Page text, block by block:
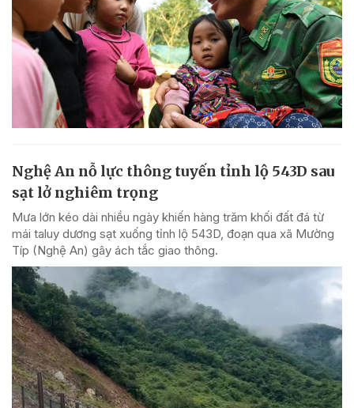
Nghệ An nỗ lực thông tuyến tỉnh lộ 543D sau
sạt lở nghiêm trọng
Mưa lớn kéo dài nhiều ngày khiến hàng trăm khối đất đá từ
mái taluy dương sạt xuống tỉnh lộ 543D, đoạn qua xã Mường
Típ (Nghệ An) gây ách tắc giao thông.